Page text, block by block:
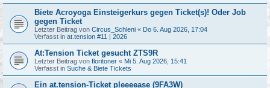
Biete Acroyoga Einsteigerkurs gegen Ticket(s)! Oder Job
gegen Ticket
Letzter Beitrag von Circus_Schleni « Do 6. Aug 2026, 17:04
Verfasst in at.tension #11 | 2026
At:Tension Ticket gesucht ZTS9R
Letzter Beitrag von floritoner « Mi 5. Aug 2026, 15:41
Verfasst in Suche & Biete Tickets
Ein at.tension-Ticket pleeeease (9FA3W)